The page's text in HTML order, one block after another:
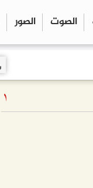
الصوت الصور
1